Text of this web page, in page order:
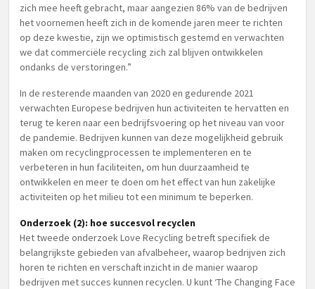
zich mee heeft gebracht, maar aangezien 86% van de bedrijven
het voornemen heeft zich in de komende jaren meer te richten
op deze kwestie, zijn we optimistisch gestemd en verwachten
we dat commerciële recycling zich zal blijven ontwikkelen
ondanks de verstoringen.”
In de resterende maanden van 2020 en gedurende 2021
verwachten Europese bedrijven hun activiteiten te hervatten en
terug te keren naar een bedrijfsvoering op het niveau van voor
de pandemie. Bedrijven kunnen van deze mogelijkheid gebruik
maken om recyclingprocessen te implementeren en te
verbeteren in hun faciliteiten, om hun duurzaamheid te
ontwikkelen en meer te doen om het effect van hun zakelijke
activiteiten op het milieu tot een minimum te beperken.
Onderzoek (2): hoe succesvol recyclen
Het tweede onderzoek Love Recycling betreft specifiek de
belangrijkste gebieden van afvalbeheer, waarop bedrijven zich
horen te richten en verschaft inzicht in de manier waarop
bedrijven met succes kunnen recyclen. U kunt ‘The Changing Face